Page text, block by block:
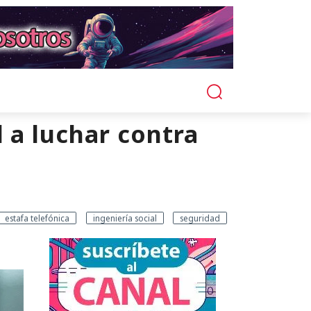
a luchar contra
estafa telefónica ingeniería social seguridad